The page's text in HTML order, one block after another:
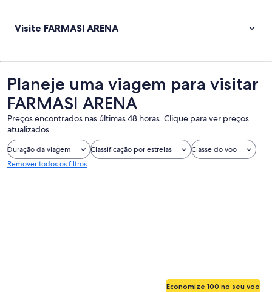
Visite FARMASI ARENA
Planeje uma viagem para visitar
FARMASI ARENA
Preços encontrados nas últimas 48 horas. Clique para ver preços
atualizados.
Duração da viagem Classificação por estrelas
Classe do voo
Remover todos os filtros
Economize 100 no seu voo